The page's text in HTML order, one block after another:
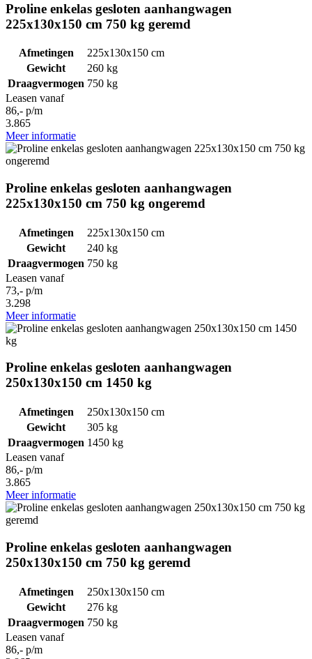
Proline enkelas gesloten aanhangwagen
225x130x150 cm 750 kg geremd
Afmetingen
225x130x150 cm
Gewicht
260 kg
Draagvermogen 750 kg
Leasen vanaf
86,- p/m
3.865
Meer informatie
Proline enkelas gesloten aanhangwagen
225x130x150 cm 750 kg ongeremd
Afmetingen
225x130x150 cm
Gewicht
240 kg
Draagvermogen 750 kg
Leasen vanaf
73,- p/m
3.298
Meer informatie
Proline enkelas gesloten aanhangwagen
250x130x150 cm 1450 kg
Afmetingen
250x130x150 cm
Gewicht
305 kg
Draagvermogen 1450 kg
Leasen vanaf
86,- p/m
3.865
Meer informatie
Proline enkelas gesloten aanhangwagen
250x130x150 cm 750 kg geremd
Afmetingen
250x130x150 cm
Gewicht
276 kg
Draagvermogen 750 kg
Leasen vanaf
86,- p/m